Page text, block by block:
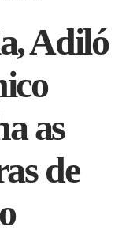
Adiló
as
de